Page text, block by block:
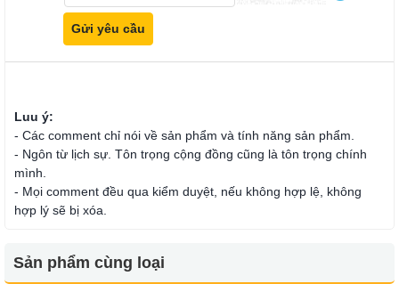
Luu ý:
- Các comment chỉ nói về sản phẩm và tính năng sản phẩm.
- Ngôn từ lịch sự. Tôn trọng cộng đồng cũng là tôn trọng chính
mình.
- Mọi comment đều qua kiểm duyệt, nếu không hợp lệ, không
hợp lý sẽ bị xóa.
Sản phẩm cùng loại